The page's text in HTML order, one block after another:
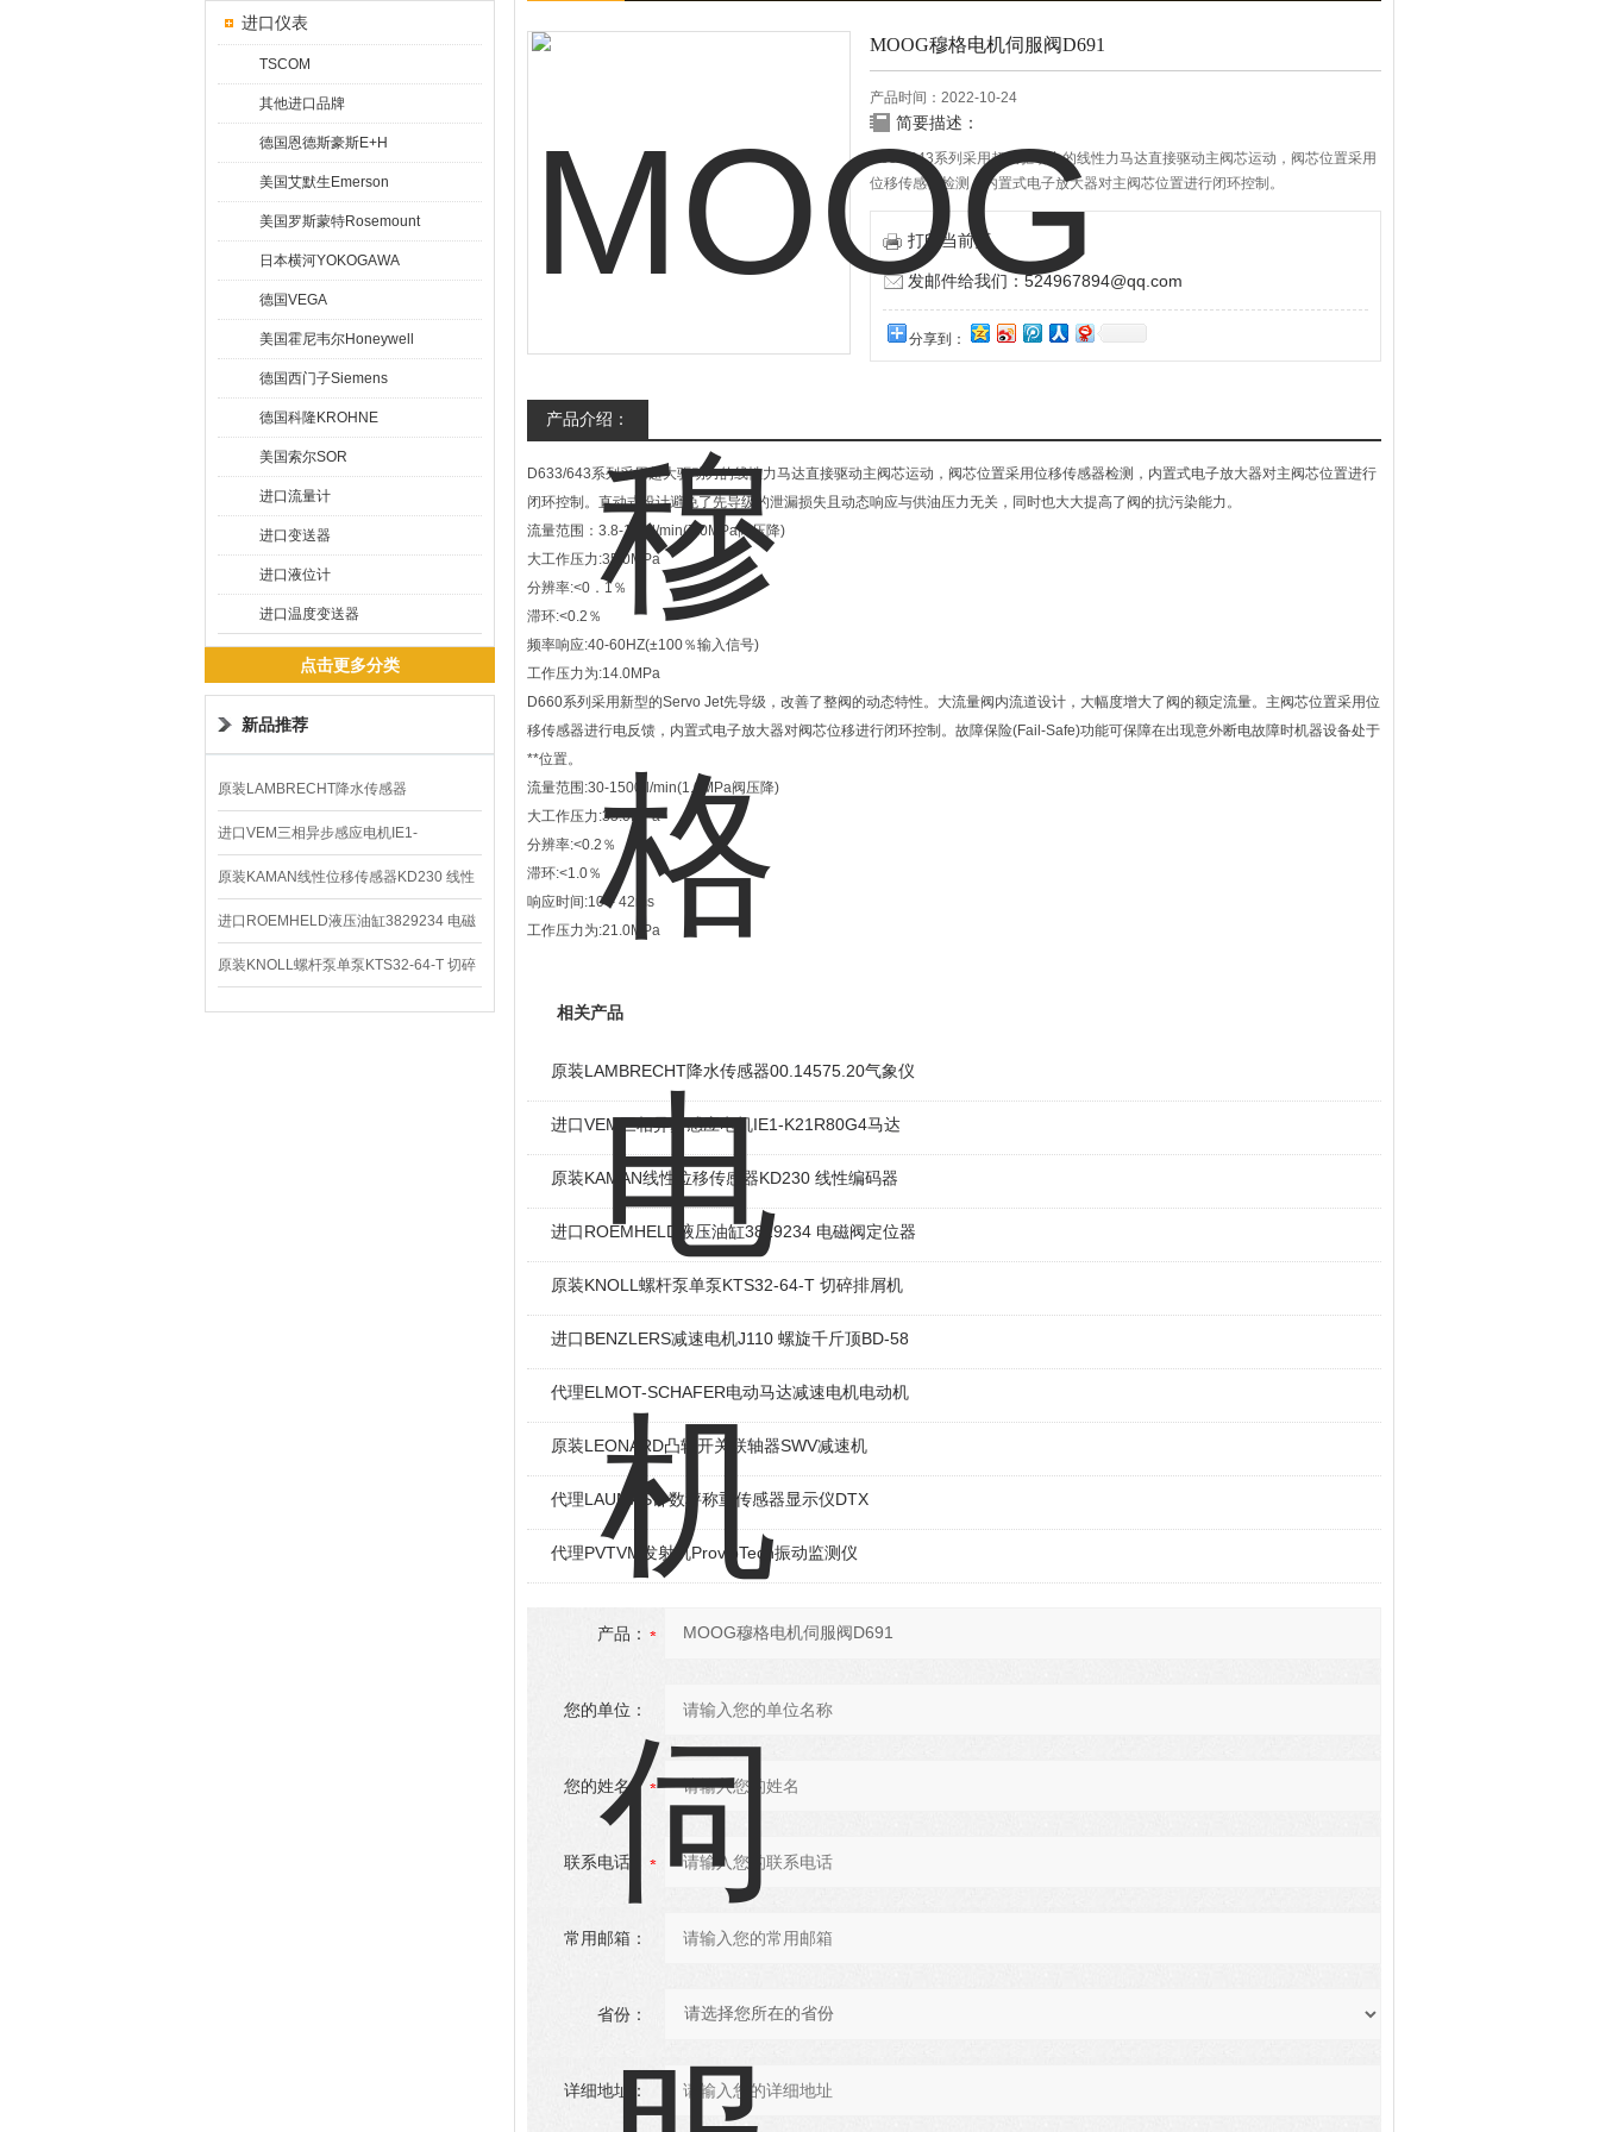
进口仪表
TSCOM
其他进口品牌
德国恩德斯豪斯E+H
美国艾默生Emerson
美国罗斯蒙特Rosemount
日本横河YOKOGAWA
德国VEGA
美国霍尼韦尔Honeywell
德国西门子Siemens
德国科隆KROHNE
美国索尔SOR
进口流量计
进口变送器
进口液位计
进口温度变送器
点击更多分类
新品推荐
原装LAMBRECHT降水传感器
00.14575.20气象仪
进口VEM三相异步感应电机IE1-
K21R80G4马达
原装KAMAN线性位移传感器KD230 线性
编码器
进口ROEMHELD液压油缸3829234 电磁
阀定位器
原装KNOLL螺杆泵单泵KTS32-64-T 切碎
排屑机
MOOG穆格电机伺服阀D691
产品时间：2022-10-24
简要描述：
D633/643系列采用超大驱动力的线性力马达直接驱动主阀芯运动，阀芯位置采用
位移传感器检测，内置式电子放大器对主阀芯位置进行闭环控制。
打印当前页
发邮件给我们：524967894@qq.com
分享到：
产品介绍：
D633/643系列采用超大驱动力的线性力马达直接驱动主阀芯运动，阀芯位置采用位移传感器检测，内置式电子放大器对主阀芯位置进行
闭环控制。直动式设计避免了先导级的泄漏损失且动态响应与供油压力无关，同时也大大提高了阀的抗污染能力。
流量范围：3.8-100 l/min(7.0MPa阀压降)
大工作压力:35.0MPa
分辨率:<0．1％
滞环:<0.2％
频率响应:40-60HZ(±100％输入信号)
工作压力为:14.0MPa
D660系列采用新型的Servo Jet先导级，改善了整阀的动态特性。大流量阀内流道设计，大幅度增大了阀的额定流量。主阀芯位置采用位
移传感器进行电反馈，内置式电子放大器对阀芯位移进行闭环控制。故障保险(Fail-Safe)功能可保障在出现意外断电故障时机器设备处于
**位置。
流量范围:30-1500 l/min(1.0MPa阀压降)
大工作压力:35.0MPa
分辨率:<0.2％
滞环:<1.0％
响应时间:10－42ms
工作压力为:21.0MPa
相关产品
原装LAMBRECHT降水传感器00.14575.20气象仪
进口VEM三相异步感应电机IE1-K21R80G4马达
原装KAMAN线性位移传感器KD230 线性编码器
进口ROEMHELD液压油缸3829234 电磁阀定位器
原装KNOLL螺杆泵单泵KTS32-64-T 切碎排屑机
进口BENZLERS减速电机J110 螺旋千斤顶BD-58
代理ELMOT-SCHAFER电动马达减速电机电动机
原装LEONARD凸轮开关联轴器‌SWV减速机
代理LAUMAS计数秤称重传感器显示仪DTX
代理PVTVM发射机ProvibTech振动监测仪
产品：
您的单位：
您的姓名：
联系电话：
常用邮箱：
省份：
详细地址：